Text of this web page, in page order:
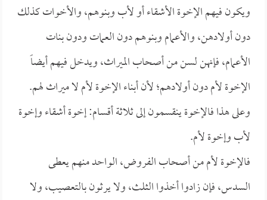
ويكون فيهم الإخوة الأشقاء أو لأب وبنوهم، والأخوات كذلك
دون أولادهن، والأعمام وبنوهم دون العمات ودون بنات
الأعمام، فإنهن لسن من أصحاب الميراث، ويدخل فيهم أيضاً
الإخوة لأم دون أولادهم؛ لأن أبناء الإخوة لأم لا ميراث لهم.
وعلى هذا فالإخوة ينقسمون إلى ثلاثة أقسام: إخوة أشقاء وإخوة
لأب وإخوة لأم.
فالإخوة لأم من أصحاب الفروض، الواحد منهم يعطى
السدس، فإن زادوا أخذوا الثلث، ولا يرثون بالتعصيب، ولا